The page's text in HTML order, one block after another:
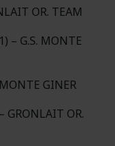
OR. TEAM
– G.S. MONTE
GINER
GRONLAIT OR.